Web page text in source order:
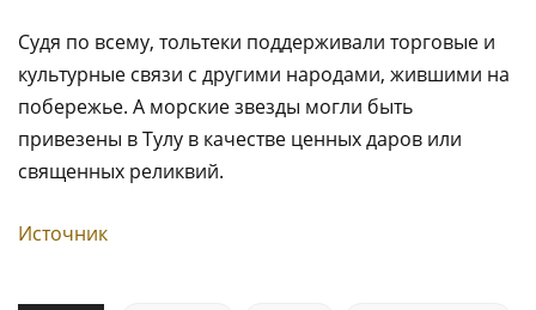
Судя по всему, тольтеки поддерживали торговые и
культурные связи с другими народами, жившими на
побережье. А морские звезды могли быть
привезены в Тулу в качестве ценных даров или
священных реликвий.
Источник